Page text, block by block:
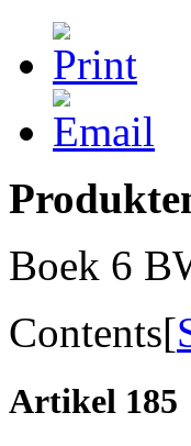
Boek 6
Contents[
Artikel 185